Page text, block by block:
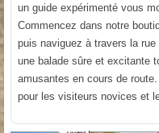
un guide expérimenté vous
Commencez dans notre
puis naviguez à travers la
une balade sûre et excitante
amusantes en cours de
pour les visiteurs novices et